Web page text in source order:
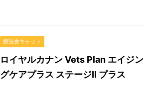
療法食キャット
ロイヤルカナン Vets Plan エイジン
グケアプラス ステージⅡ プラス